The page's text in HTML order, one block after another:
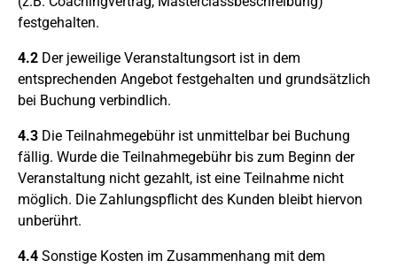
festgehalten.
4.2 Der jeweilige Veranstaltungsort ist in dem
entsprechenden Angebot festgehalten und grundsätzlich
bei Buchung verbindlich.
4.3 Die Teilnahmegebühr ist unmittelbar bei Buchung
fällig. Wurde die Teilnahmegebühr bis zum Beginn der
Veranstaltung nicht gezahlt, ist eine Teilnahme nicht
möglich. Die Zahlungspflicht des Kunden bleibt hiervon
unberührt.
4.4 Sonstige Kosten im Zusammenhang mit dem